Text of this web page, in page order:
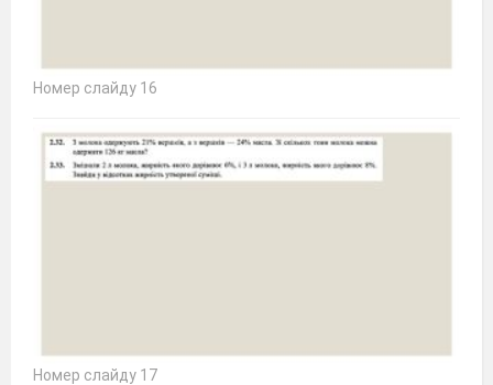
Номер слайду 16
Номер слайду 17